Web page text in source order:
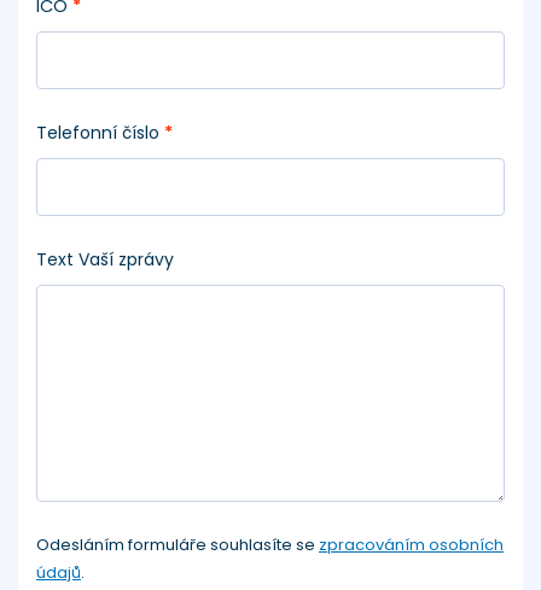
IČO *
Telefonní číslo *
Text Vaší zprávy
Odesláním formuláře souhlasíte se zpracováním osobních
údajů.